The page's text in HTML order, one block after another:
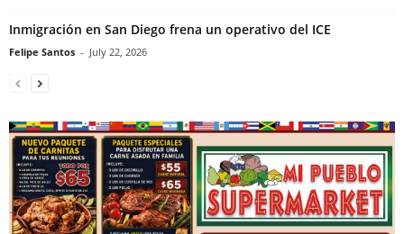
Inmigración en San Diego frena un operativo del ICE
Felipe Santos - July 22, 2026